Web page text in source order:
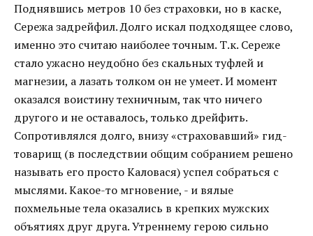
Поднявшись метров 10 без страховки, но в каске,
Сережа задрейфил. Долго искал подходящее слово,
именно это считаю наиболее точным. Т.к. Сереже
стало ужасно неудобно без скальных туфлей и
магнезии, а лазать толком он не умеет. И момент
оказался воистину техничным, так что ничего
другого и не оставалось, только дрейфить.
Сопротивлялся долго, внизу «страховавший» гид-
товарищ (в последствии общим собранием решено
называть его просто Каловася) успел собраться с
мыслями. Какое-то мгновение, - и вялые
похмельные тела оказались в крепких мужских
объятиях друг друга. Утреннему герою сильно